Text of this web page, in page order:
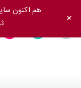
هم اکنون
+